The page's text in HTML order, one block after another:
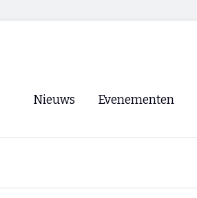
Nieuws Evenementen
WK Ligfietsen 2026